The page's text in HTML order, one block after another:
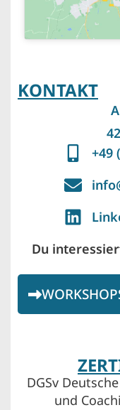
KONTAKT
+49
Du
DGSv
und